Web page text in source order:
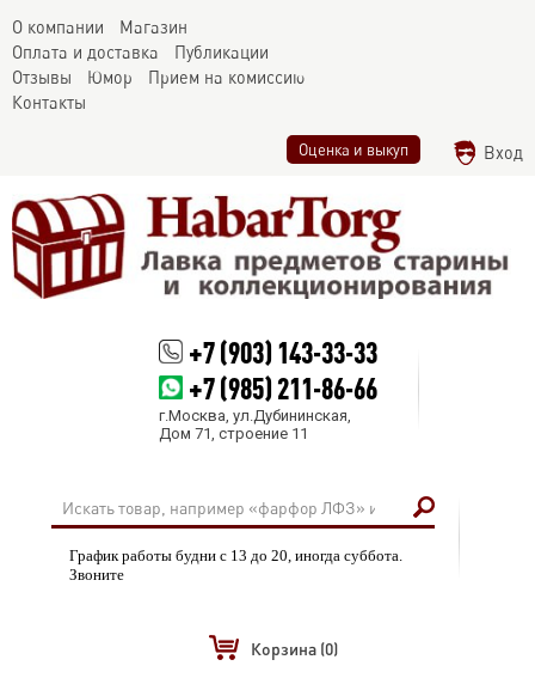
О компании
Магазин
Оплата и доставка
Публикации
Отзывы
Юмор
Прием на комиссию
Контакты
Оценка и выкуп Вход
+7 (903) 143-33-33
+7 (985) 211-86-66
г.Москва, ул.Дубининская,
Дом 71, строение 11
График работы будни с 13 до 20, иногда суббота.
Звоните
Корзина (0)